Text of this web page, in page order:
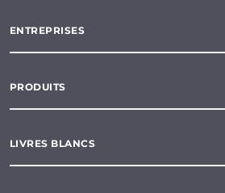
ENTREPRISES
PRODUITS
LIVRES BLANCS